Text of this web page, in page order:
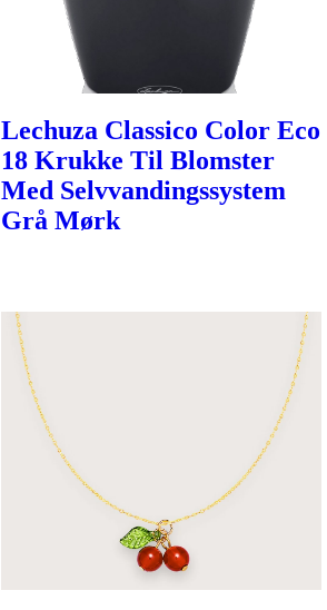
Lechuza Classico Color Eco
18 Krukke Til Blomster
Med Selvvandingssystem
Grå Mørk